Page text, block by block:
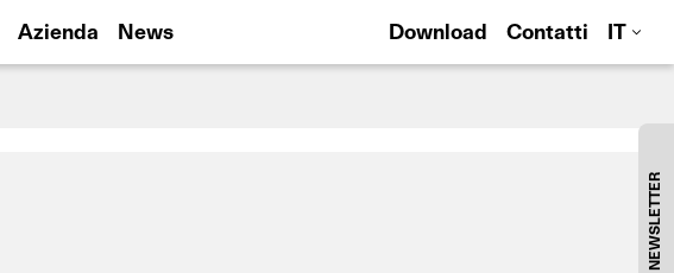
Azienda News Download Contatti IT
NEWSLETTER